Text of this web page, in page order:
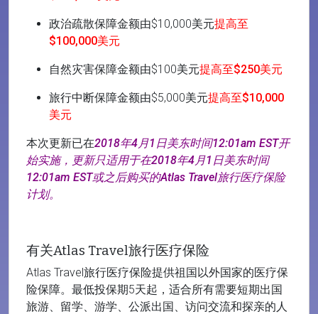
政治疏散保障金额由$10,000美元提高至
$100,000美元
自然灾害保障金额由$100美元提高至$250美元
旅行中断保障金额由$5,000美元提高至$10,000
美元
本次更新已在2018年4月1日美东时间12:01am EST开
始实施，更新只适用于在2018年4月1日美东时间
12:01am EST或之后购买的Atlas Travel旅行医疗保险
计划。
有关Atlas Travel旅行医疗保险
Atlas Travel旅行医疗保险提供祖国以外国家的医疗保
险保障。最低投保期5天起，适合所有需要短期出国
旅游、留学、游学、公派出国、访问交流和探亲的人